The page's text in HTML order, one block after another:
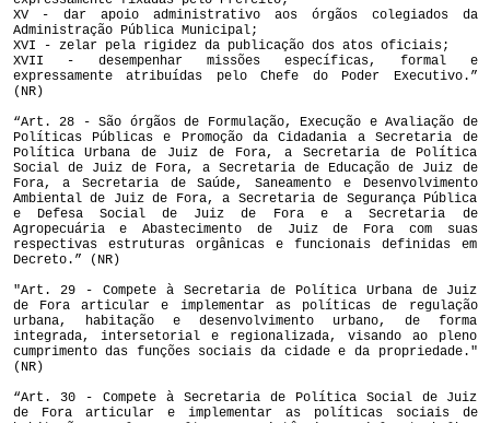
XV - dar apoio administrativo aos órgãos colegiados da
Administração Pública Municipal;
XVI - zelar pela rigidez da publicação dos atos oficiais;
XVII - desempenhar missões específicas, formal e
expressamente atribuídas pelo Chefe do Poder Executivo.”
(NR)
“Art. 28 - São órgãos de Formulação, Execução e Avaliação de
Políticas Públicas e Promoção da Cidadania a Secretaria de
Política Urbana de Juiz de Fora, a Secretaria de Política
Social de Juiz de Fora, a Secretaria de Educação de Juiz de
Fora, a Secretaria de Saúde, Saneamento e Desenvolvimento
Ambiental de Juiz de Fora, a Secretaria de Segurança Pública
e Defesa Social de Juiz de Fora e a Secretaria de
Agropecuária e Abastecimento de Juiz de Fora com suas
respectivas estruturas orgânicas e funcionais definidas em
Decreto.” (NR)
"Art. 29 - Compete à Secretaria de Política Urbana de Juiz
de Fora articular e implementar as políticas de regulação
urbana, habitação e desenvolvimento urbano, de forma
integrada, intersetorial e regionalizada, visando ao pleno
cumprimento das funções sociais da cidade e da propriedade."
(NR)
“Art. 30 - Compete à Secretaria de Política Social de Juiz
de Fora articular e implementar as políticas sociais de